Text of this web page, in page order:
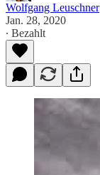
Wolfgang Leuschner
Jan. 28, 2020
∙ Bezahlt